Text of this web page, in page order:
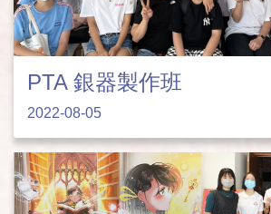
PTA 銀器製作班
2022-08-05